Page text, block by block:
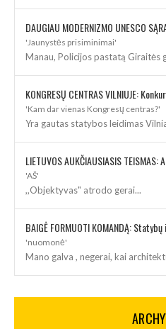
'Jaunystės prisiminimai'
Manau, Policijos pastatą Giraitės
'Kam dar vienas Kongresų centras?'
Yra gautas statybos leidimas
'AŠ'
,,Objektyvas" atrodo gerai...
'nuomonė'
Mano galva , negerai, kai